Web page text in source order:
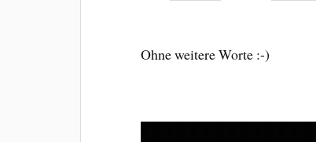
Ohne weitere Worte :-)